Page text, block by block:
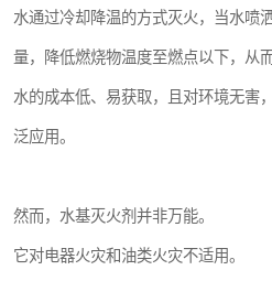
水通过冷却降温的方式灭火，当水喷
量，降低燃烧物温度至燃点以下，从
水的成本低、易获取，且对环境无害
泛应用。
然而，水基灭火剂并非万能。
它对电器火灾和油类火灾不适用。